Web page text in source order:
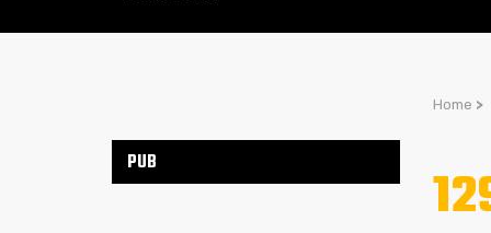
Home >
PUB